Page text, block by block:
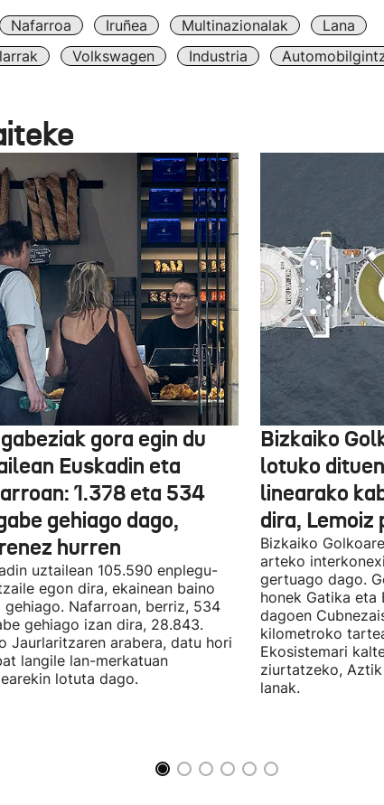
Nafarroa Iruñea Multinazionalak
Lana
Volkswagen Industria
gora egin du
Euskadin eta
1.378 eta 534
gehiago dago,
hurren
uztailean 105.590 enplegu-
egon dira, ekainean baino
gehiago. Nafarroan, berriz, 534
gehiago izan dira, 28.843.
Jaurlaritzaren arabera, datu hori
langile lan-merkatuan
lotuta dago.
Bizkaiko
lotuko
linearako
dira, Lemoiz
Bizkaiko
arteko
gertuago dago.
honek Gatika
dagoen
kilometroko
Ekosistemari
ziurtatzeko,
lanak.